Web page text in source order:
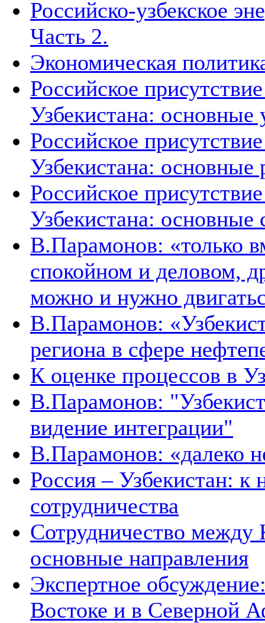
Российско-узбекское
Часть 2.
Экономическая
Российское
Узбекистана:
Российское
Узбекистана: основные
Российское
Узбекистана: основные
В.Парамонов: «только
спокойном и деловом,
можно и нужно
В.Парамонов:
региона в сфере
К оценке процессов в
В.Парамонов:
видение интеграции"
В.Парамонов: «далеко
Россия – Узбекистан: к
сотрудничества
Сотрудничество между
основные направления
Экспертное
Востоке и в Северной